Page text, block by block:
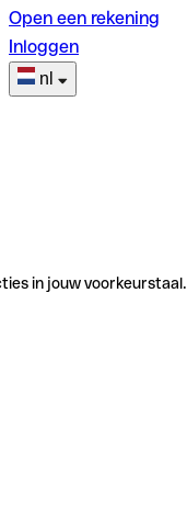
Open een rekening
Inloggen
nl
in jouw voorkeurstaal.